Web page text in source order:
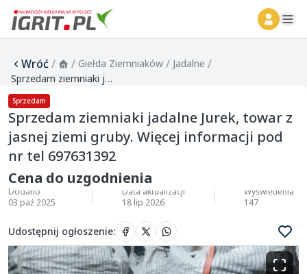
Wróć/ / Giełda Ziemniaków / Jadalne /
Sprzedam ziemniaki jadalne Jurek, towar z jasnej ziemi gruby. Więcej informacji pod nr tel 697631392
Sprzedam
Sprzedam ziemniaki jadalne Jurek, towar z
jasnej ziemi gruby. Więcej informacji pod
nr tel 697631392
Cena do uzgodnienia
Dodano
03 paź 2025
Data aktualizacji
18 lip 2026
Wyświetlenia
147
Udostępnij ogłoszenie: